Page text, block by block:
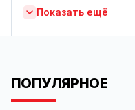
Показать ещё
ПОПУЛЯРНОЕ